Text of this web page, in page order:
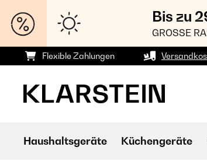
Bis zu
GROSSE
Flexible Zahlungen
Haushaltsgeräte Küchengeräte